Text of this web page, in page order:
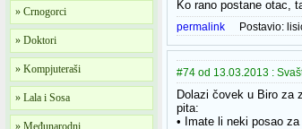
» Crnogorci
» Doktori
» Kompjuteraši
» Lala i Sosa
» Međunarodni
Ko rano postane otac,
permalink Postavio:
#74 od 13.03.2013 :
Dolazi čovek u Biro za
pita:
• Imate li neki posao za